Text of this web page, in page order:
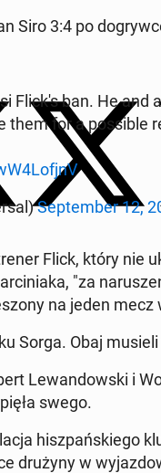
Siro 3:4 po
Flick's ban. He
them for a po­ssi­ble
Sep­tem­ber 12,
Flick, który nie
"za
na jeden mecz
Sorga. Obaj
Le­wan­dow­ski i
swego.
hisz­pań­skie­go
drużyny w